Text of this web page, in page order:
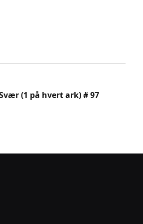
(1 på hvert ark) # 97